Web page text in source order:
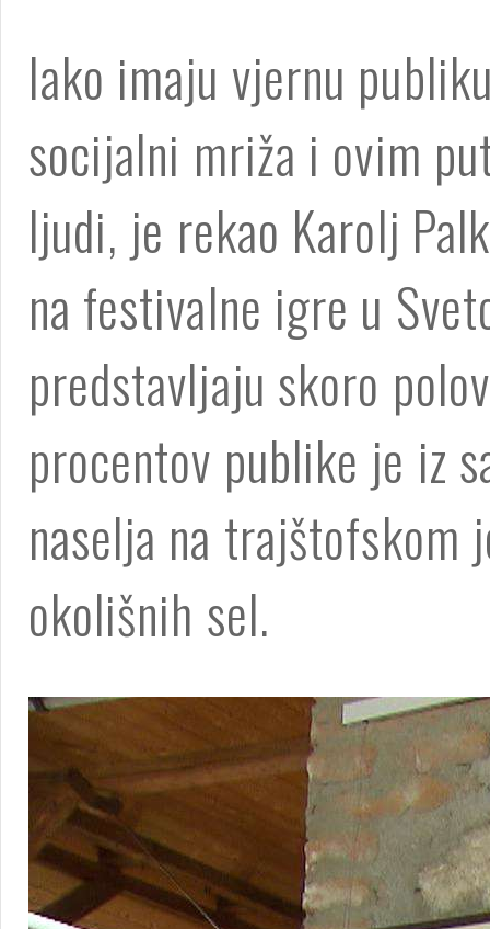
Iako imaju vjernu
socijalni mriža i ovim
ljudi, je rekao Karolj
na festivalne igre u
predstavljaju skoro
procentov publike je iz
naselja na trajštofskom
okolišnih sel.